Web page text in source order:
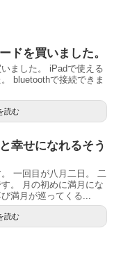
ドを買いました。
ました。 iPadで使える
bluetoothで接続できま
読む
幸せになれるそう
一回目が八月二日。 二
。 月の初めに満月にな
満月が巡ってくる...
読む